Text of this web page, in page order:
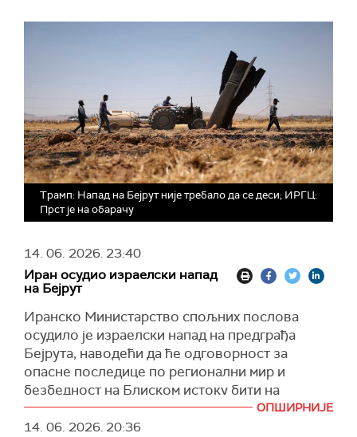
Трамп: Напад на Бејрут није требало да се деси; ИРГЦ:
Прст је на обарачу
14. 06. 2026.23:40
Иран осудио израелски напад
на Бејрут
Иранско Министарство спољних послова
осудило је израелски напад на предграђа
Бејрута, наводећи да ће одговорност за
опасне последице по регионални мир и
безбедност на Блиском истоку бити на
Сједињеним Америчким Државама и
израелском режиму.
ОПШИРНИЈЕ
14. 06. 2026.20:36